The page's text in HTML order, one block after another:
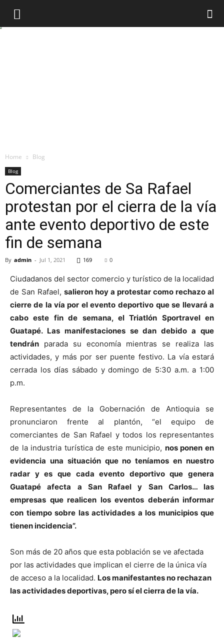
Home Blog
Blog
Comerciantes de Sa Rafael
protestan por el cierra de la vía
ante evento deportivo de este
fin de semana
By admin - Jul 1, 2021 169 0
Ciudadanos del sector comercio y turístico de la localidad
de San Rafael, salieron hoy a protestar como rechazo al
cierre de la vía por el evento deportivo que se llevará a
cabo este fin de semana, el Triatlón Sportravel en
Guatapé. Las manifestaciones se dan debido a que
tendrán parada su economía mientras se realiza las
actividades, y más por ser puente festivo. La vía estará
cerrada los días sábado y domingo de 5:30 a.m. a 1:00
p.m.
Representantes de la Gobernación de Antioquia se
pronunciaron frente al plantón, “el equipo de
comerciantes de San Rafael y todos los representantes
de la industria turística de este municipio, nos ponen en
evidencia una situación que no teníamos en nuestro
radar y es que cada evento deportivo que genera
Guatapé afecta a San Rafael y San Carlos… las
empresas que realicen los eventos deberán informar
con tiempo sobre las actividades a los municipios que
tienen incidencia”.
Son más de 20 años que esta población se ve afectada
por las actividades que implican el cierre de la única vía
de acceso a la localidad. Los manifestantes no rechazan
las actividades deportivas, pero sí el cierra de la vía.